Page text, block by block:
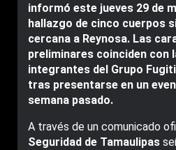
informó este jueves 29 de
hallazgo de cinco cuerpos
cercana a Reynosa. Las
preliminares coinciden con
integrantes del Grupo
tras presentarse en un
semana pasado.
A través de un comunicado
Seguridad de Tamaulipas